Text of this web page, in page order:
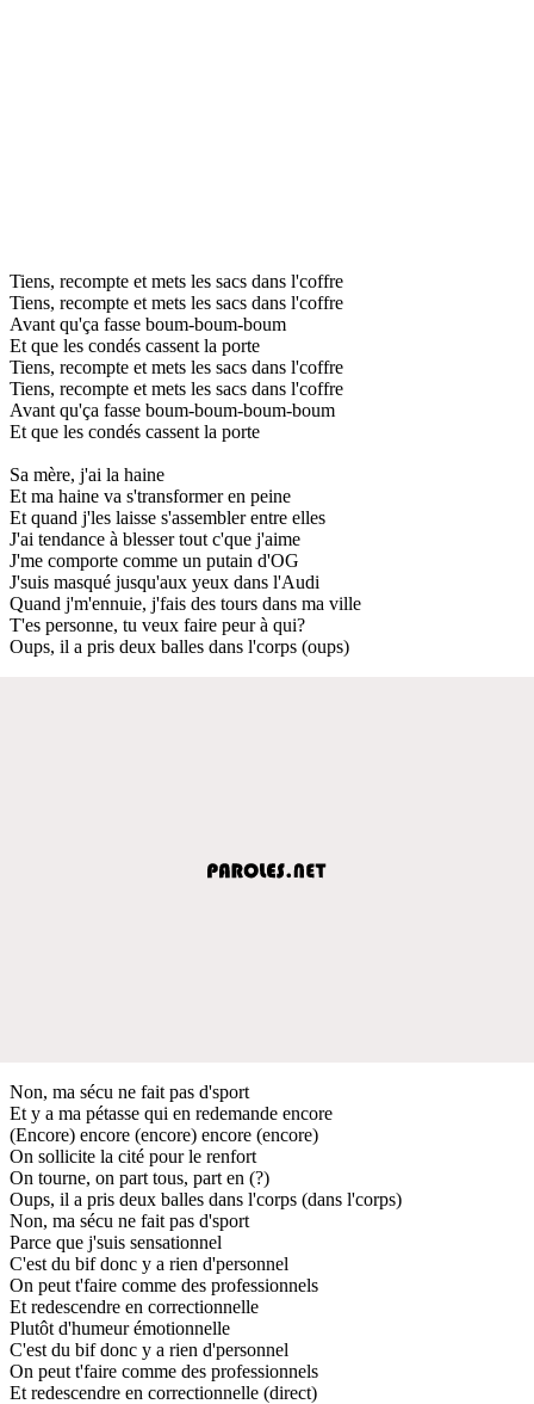
Tiens, recompte et mets les sacs dans l'coffre
Tiens, recompte et mets les sacs dans l'coffre
Avant qu'ça fasse boum-boum-boum
Et que les condés cassent la porte
Tiens, recompte et mets les sacs dans l'coffre
Tiens, recompte et mets les sacs dans l'coffre
Avant qu'ça fasse boum-boum-boum-boum
Et que les condés cassent la porte
Sa mère, j'ai la haine
Et ma haine va s'transformer en peine
Et quand j'les laisse s'assembler entre elles
J'ai tendance à blesser tout c'que j'aime
J'me comporte comme un putain d'OG
J'suis masqué jusqu'aux yeux dans l'Audi
Quand j'm'ennuie, j'fais des tours dans ma ville
T'es personne, tu veux faire peur à qui?
Oups, il a pris deux balles dans l'corps (oups)
Non, ma sécu ne fait pas d'sport
Et y a ma pétasse qui en redemande encore
(Encore) encore (encore) encore (encore)
On sollicite la cité pour le renfort
On tourne, on part tous, part en (?)
Oups, il a pris deux balles dans l'corps (dans l'corps)
Non, ma sécu ne fait pas d'sport
Parce que j'suis sensationnel
C'est du bif donc y a rien d'personnel
On peut t'faire comme des professionnels
Et redescendre en correctionnelle
Plutôt d'humeur émotionnelle
C'est du bif donc y a rien d'personnel
On peut t'faire comme des professionnels
Et redescendre en correctionnelle (direct)